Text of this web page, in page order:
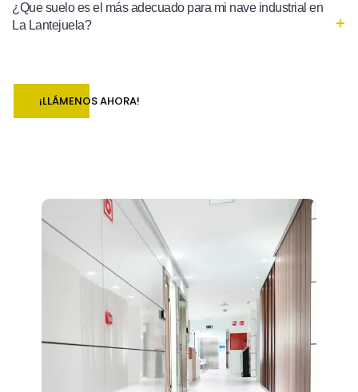
¿Que suelo es el más adecuado para mi nave industrial en
La Lantejuela?
¡LLÁMENOS AHORA!